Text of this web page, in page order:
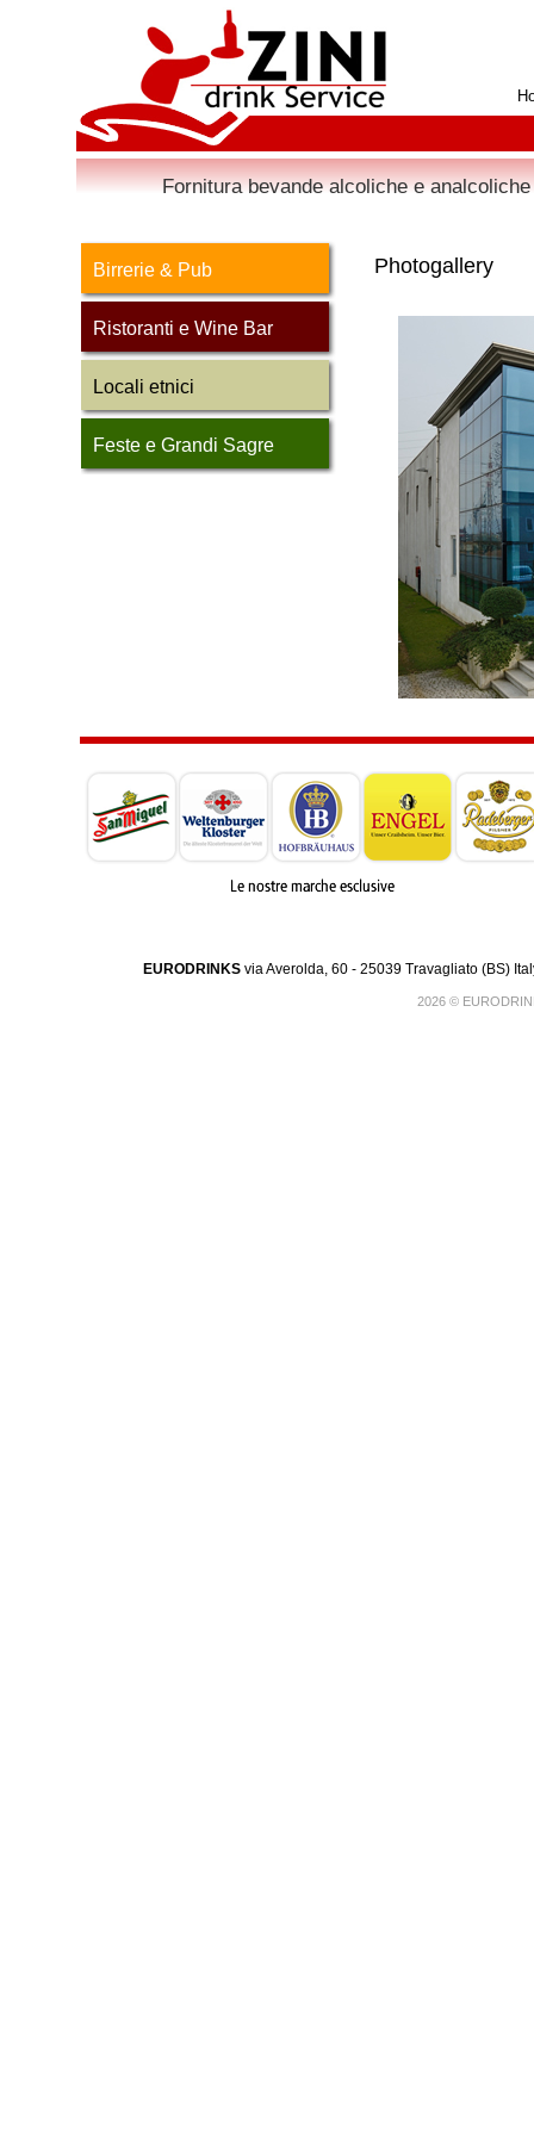
Fornitura bevande alcoliche e
Birrerie & Pub
Ristoranti e Wine Bar
Locali etnici
Feste e Grandi Sagre
Photogallery
EURODRINKS via Averolda, 60 - 25039 Travagliato (BS)
2026 ©